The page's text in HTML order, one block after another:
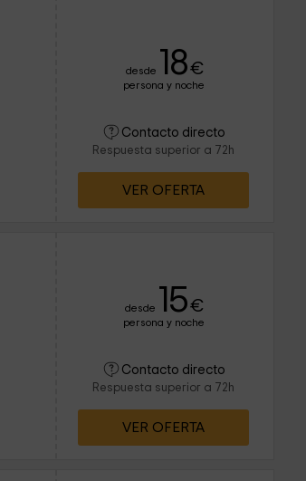
desde 18€
persona y noche
Contacto directo
Respuesta superior a 72h
VER OFERTA
desde 15€
persona y noche
Contacto directo
Respuesta superior a 72h
VER OFERTA